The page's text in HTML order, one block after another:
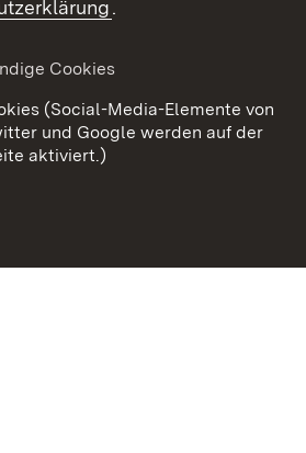
Datenschutz
Cookies
.
Cookies
(Social-Media-Elemente von
und Google werden auf der
aktiviert.)